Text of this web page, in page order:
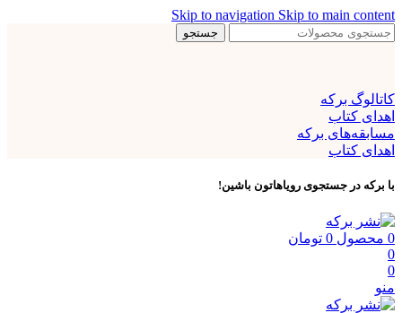
Skip to navigation Skip to main content
جستجو
کاتالوگ برکه
اهدای کتاب
مسابقه‌های برکه
اهدای کتاب
با برکه در جستجوی رویاهاتون باشین!
0 محصول 0 تومان
0
0
منو